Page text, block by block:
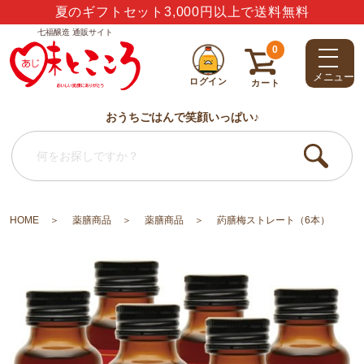
ありがとう・うれしい・楽しい・大好き・しあわせ
七福醸造 通販サイト
ログイン
0
カート メニュー
おうちごはんで笑顔いっぱい♪
HOME 薬膳商品 薬膳商品 葯膳梅ストレート（6本）